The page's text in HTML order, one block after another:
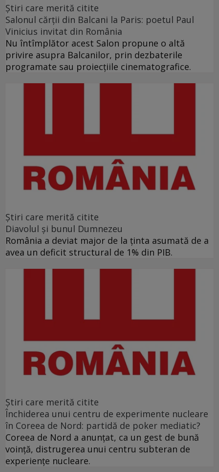
Ştiri care merită citite
Salonul cărţii din Balcani la Paris: poetul Paul
Vinicius invitat din România
Nu întîmplător acest Salon propune o altă
privire asupra Balcanilor, prin dezbaterile
programate sau proiecţiile cinematografice.
Ştiri care merită citite
Diavolul și bunul Dumnezeu
România a deviat major de la ținta asumată de a
avea un deficit structural de 1% din PIB.
Ştiri care merită citite
Închiderea unui centru de experimente nucleare
în Coreea de Nord: partidă de poker mediatic?
Coreea de Nord a anunţat, ca un gest de bună
voinţă, distrugerea unui centru subteran de
experienţe nucleare.